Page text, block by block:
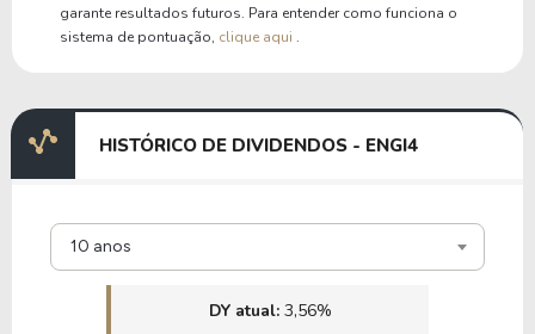
garante resultados futuros. Para entender como funciona o
sistema de pontuação, clique aqui .
HISTÓRICO DE DIVIDENDOS - ENGI4
10 anos
DY atual: 3,56%